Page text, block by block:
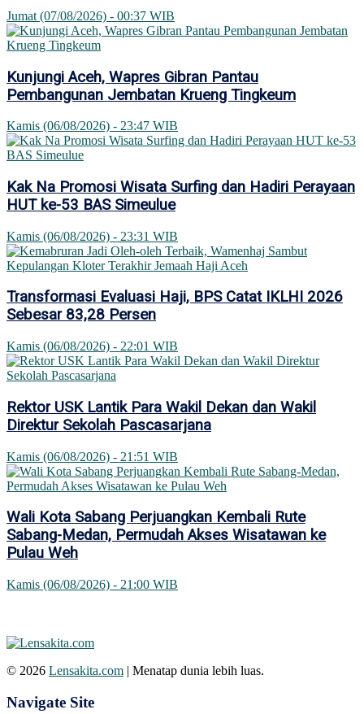
Jumat (07/08/2026) - 00:37 WIB
Kunjungi Aceh, Wapres Gibran Pantau
Pembangunan Jembatan Krueng Tingkeum
Kamis (06/08/2026) - 23:47 WIB
Kak Na Promosi Wisata Surfing dan Hadiri Perayaan
HUT ke-53 BAS Simeulue
Kamis (06/08/2026) - 23:31 WIB
Transformasi Evaluasi Haji, BPS Catat IKLHI 2026
Sebesar 83,28 Persen
Kamis (06/08/2026) - 22:01 WIB
Rektor USK Lantik Para Wakil Dekan dan Wakil
Direktur Sekolah Pascasarjana
Kamis (06/08/2026) - 21:51 WIB
Wali Kota Sabang Perjuangkan Kembali Rute
Sabang-Medan, Permudah Akses Wisatawan ke
Pulau Weh
Kamis (06/08/2026) - 21:00 WIB
© 2026 Lensakita.com | Menatap dunia lebih luas.
Navigate Site